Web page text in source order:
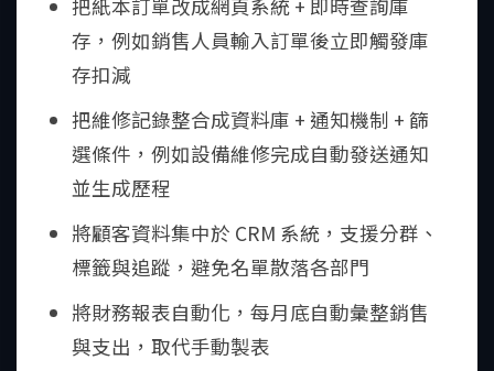
把紙本訂單改成網頁系統 + 即時查詢庫
存，例如銷售人員輸入訂單後立即觸發庫
存扣減
把維修記錄整合成資料庫 + 通知機制 + 篩
選條件，例如設備維修完成自動發送通知
並生成歷程
將顧客資料集中於 CRM 系統，支援分群、
標籤與追蹤，避免名單散落各部門
將財務報表自動化，每月底自動彙整銷售
與支出，取代手動製表